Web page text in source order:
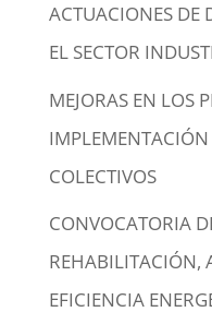
ACTUACIONES DE
EL SECTOR
MEJORAS EN LOS
COLECTIVOS
CONVOCATORIA
REHABILITACIÓN,
EFICIENCIA